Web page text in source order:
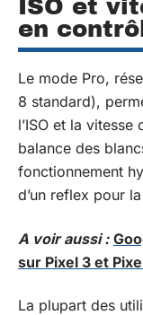
ISO et
en
Le mode Pro,
8 standard),
l’ISO et la vitesse
balance des
fonctionnement
d’un reflex pour
A voir aussi :
sur Pixel 3 et
La plupart des